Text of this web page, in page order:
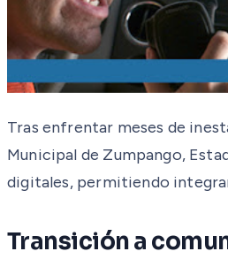
Tras enfrentar meses de
Municipal de Zumpango,
digitales, permitiendo
Transición a